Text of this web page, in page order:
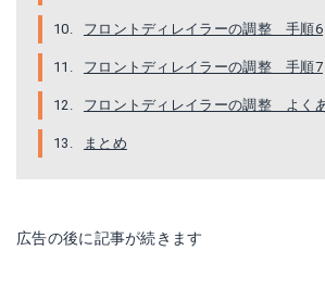
フロントディレイラーの調整 手順6
フロントディレイラーの調整 手順7
フロントディレイラーの調整 よく
まとめ
広告の後に記事が続きます